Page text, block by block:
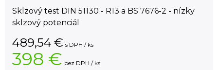
Sklzový test DIN 51130 - R13 a BS 7676-2 - nízky
sklzový potenciál
489,54 € s DPH / ks
398 € bez DPH / ks